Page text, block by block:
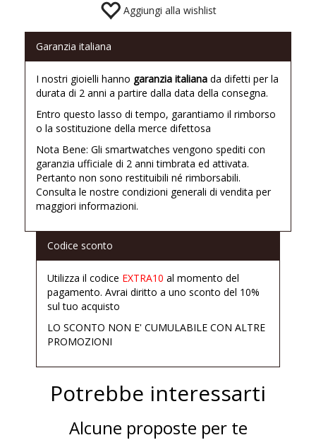
Aggiungi alla wishlist
Garanzia italiana
I nostri gioielli hanno garanzia italiana da difetti per la
durata di 2 anni a partire dalla data della consegna.
Entro questo lasso di tempo, garantiamo il rimborso
o la sostituzione della merce difettosa
Nota Bene: Gli smartwatches vengono spediti con
garanzia ufficiale di 2 anni timbrata ed attivata.
Pertanto non sono restituibili né rimborsabili.
Consulta le nostre condizioni generali di vendita per
maggiori informazioni.
Codice sconto
Utilizza il codice EXTRA10 al momento del
pagamento. Avrai diritto a uno sconto del 10%
sul tuo acquisto
LO SCONTO NON E' CUMULABILE CON ALTRE
PROMOZIONI
Potrebbe interessarti
Alcune proposte per te